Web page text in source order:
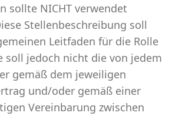
sollte NICHT verwendet
Stellenbeschreibung soll
Leitfaden für die Rolle
soll jedoch nicht die von jedem
gemäß dem jeweiligen
und/oder gemäß einer
Vereinbarung zwischen